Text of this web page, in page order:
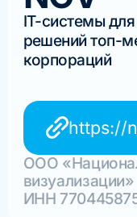
IT-системы
решений топ-
корпораций
https://
ООО
визуализации»
ИНН